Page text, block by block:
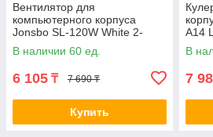
Вентилятор для
компьютерного корпуса
Jonsbo SL-120W White 2-
021790
В наличии 60 ед.
6 105 ₸ 7 690 ₸
Купить
A14
В
7